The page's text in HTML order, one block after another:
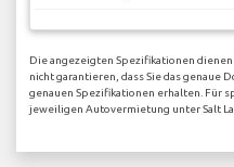
Die angezeigten Spezifikationen
nicht garantieren, dass Sie das genaue
genauen Spezifikationen erhalten. Für
jeweiligen Autovermietung unter Salt